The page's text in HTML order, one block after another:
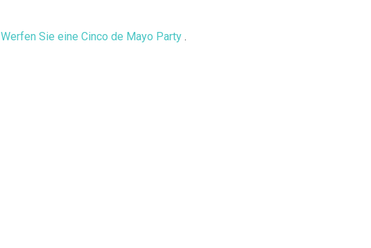
Werfen Sie eine Cinco de Mayo Party .